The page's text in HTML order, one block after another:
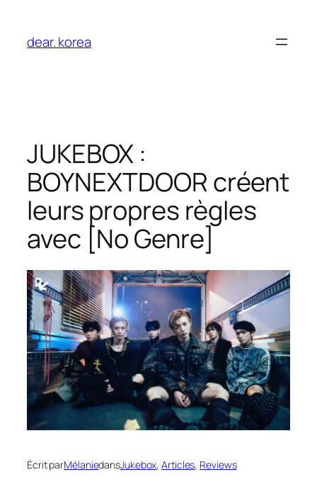
contenu
dear. korea
JUKEBOX :
BOYNEXTDOOR créent
leurs propres règles
avec [No Genre]
Écrit parMélaniedansJukebox, Articles, Reviews